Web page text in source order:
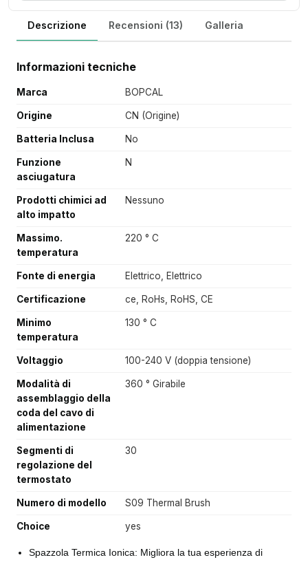
Descrizione Recensioni (13) Galleria
Informazioni tecniche
Marca BOPCAL
Origine CN (Origine)
Batteria Inclusa No
Funzione
asciugatura
N
Prodotti chimici ad
alto impatto
Nessuno
Massimo.
temperatura
220 ° C
Fonte di energia Elettrico, Elettrico
Certificazione ce, RoHs, RoHS, CE
Minimo
temperatura
130 ° C
Voltaggio 100-240 V (doppia tensione)
Modalità di
assemblaggio della
coda del cavo di
alimentazione
360 ° Girabile
Segmenti di
regolazione del
termostato
30
Numero di modello S09 Thermal Brush
Choice yes
Spazzola Termica Ionica: Migliora la tua esperienza di